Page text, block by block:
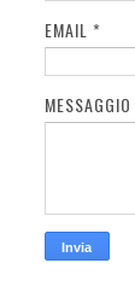
EMAIL *
MESSAGGIO